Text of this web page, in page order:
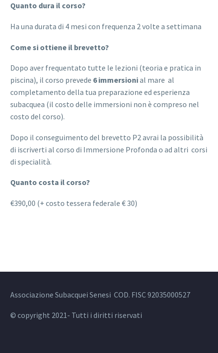
Quanto dura il corso?
Ha una durata di 4 mesi con frequenza 2 volte a settimana
Come si ottiene il brevetto?
Dopo aver frequentato tutte le lezioni (teoria e pratica in
piscina), il corso prevede 6 immersionial mare al
completamento della tua preparazione ed esperienza
subacquea (il costo delle immersioni non è compreso nel
costo del corso).
Dopo il conseguimento del brevetto P2 avrai la possibilità
di iscriverti al corso di Immersione Profonda o ad altri corsi
di specialità.
Quanto costa il corso?
€390,00 (+ costo tessera federale € 30)
Associazione Subacquei Senesi COD. FISC 92035000527
© copyright 2021- Tutti i diritti riservati